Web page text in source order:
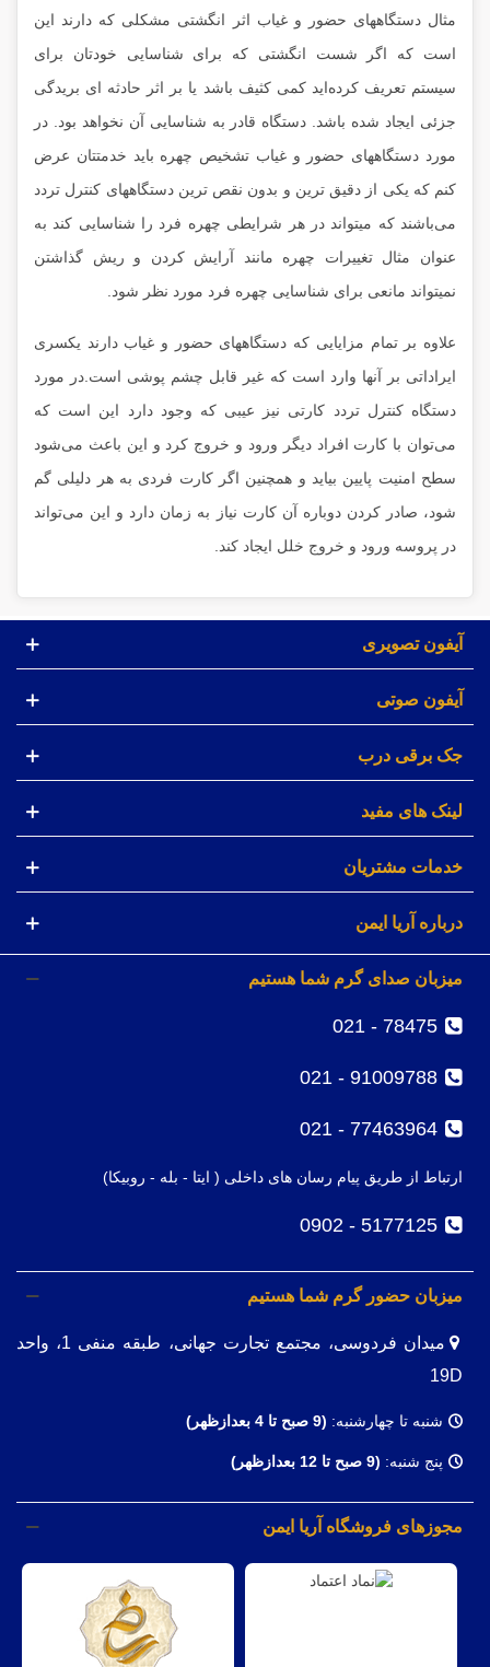
مثال دستگاههای حضور و غیاب اثر انگشتی مشکلی که دارند این
است که اگر شست انگشتی که برای شناسایی خودتان برای
سیستم تعریف کرده‌اید کمی کثیف باشد یا بر اثر حادثه ای بریدگی
جزئی ایجاد شده باشد. دستگاه قادر به شناسایی آن نخواهد بود. در
مورد دستگاههای حضور و غیاب تشخیص چهره باید خدمتتان عرض
کنم که یکی از دقیق ترین و بدون نقص ترین دستگاههای کنترل تردد
می‌باشند که میتواند در هر شرایطی چهره فرد را شناسایی کند به
عنوان مثال تغییرات چهره مانند آرایش کردن و ریش گذاشتن
نمیتواند مانعی برای شناسایی چهره فرد مورد نظر شود.
علاوه بر تمام مزایایی که دستگاههای حضور و غیاب دارند یکسری
ایراداتی بر آنها وارد است که غیر قابل چشم پوشی است.در مورد
دستگاه کنترل تردد کارتی نیز عیبی که وجود دارد این است که
می‌توان با کارت افراد دیگر ورود و خروج کرد و این باعث می‌شود
سطح امنیت پایین بیاید و همچنین اگر کارت فردی به هر دلیلی گم
شود، صادر کردن دوباره آن کارت نیاز به زمان دارد و این می‌تواند
در پروسه ورود و خروج خلل ایجاد کند.
آیفون تصویری
آیفون صوتی
جک برقی درب
لینک های مفید
خدمات مشتریان
درباره آریا ایمن
میزبان صدای گرم شما هستیم
78475 - 021
91009788 - 021
77463964 - 021
ارتباط از طریق پیام رسان های داخلی ( ایتا - بله - روبیکا)
5177125 - 0902
میزبان حضور گرم شما هستیم
میدان فردوسی، مجتمع تجارت جهانی، طبقه منفی 1، واحد
19D
شنبه تا چهارشنبه: (9 صبح تا 4 بعدازظهر)
پنج شنبه: (9 صبح تا 12 بعدازظهر)
مجوزهای فروشگاه آریا ایمن